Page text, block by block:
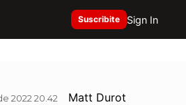
Suscribite Sign In
2022 20.42 Matt Durot